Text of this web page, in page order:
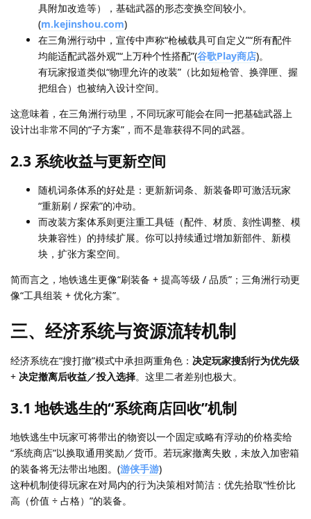
具附加改造等），基础武器的形态变换空间较小。
(m.kejinshou.com)
在三角洲行动中，宣传中声称“枪械载具可自定义”“所有配件
均能适配武器外观”“上万种个性搭配”(谷歌Play商店)。
有玩家报道类似“物理允许的改装”（比如短枪管、换弹匣、握
把组合）也被纳入设计空间。
这意味着，在三角洲行动里，不同玩家可能会在同一把基础武器上
设计出非常不同的“子方案”，而不是靠获得不同的武器。
2.3 系统收益与更新空间
随机词条体系的好处是：更新新词条、新装备即可激活玩家
“重新刷 / 探索”的冲动。
而改装方案体系则更注重工具链（配件、材质、刻性调整、模
块兼容性）的持续扩展。你可以持续通过增加新部件、新模
块，扩张方案空间。
简而言之，地铁逃生更像“刷装备 + 提高等级 / 品质”；三角洲行动更
像“工具组装 + 优化方案”。
三、经济系统与资源流转机制
经济系统在“搜打撤”模式中承担两重角色： 决定玩家搜刮行为优先级
+ 决定撤离后收益／投入选择。这里二者差别也极大。
3.1 地铁逃生的“系统商店回收”机制
地铁逃生中玩家可将带出的物资以一个固定或略有浮动的价格卖给
“系统商店”以换取通用奖励／货币。若玩家撤离失败，未放入加密箱
的装备将无法带出地图。(游侠手游)
这种机制使得玩家在对局内的行为决策相对简洁：优先拾取“性价比
高（价值 ÷ 占格）”的装备。